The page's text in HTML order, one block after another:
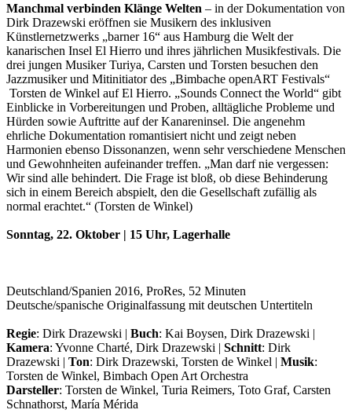
Manchmal verbinden Klänge Welten – in der Dokumentation von
Dirk Drazewski eröffnen sie Musikern des inklusiven
Künstlernetzwerks „barner 16“ aus Hamburg die Welt der
kanarischen Insel El Hierro und ihres jährlichen Musikfestivals. Die
drei jungen Musiker Turiya, Carsten und Torsten besuchen den
Jazzmusiker und Mitinitiator des „Bimbache openART Festivals“
Torsten de Winkel auf El Hierro. „Sounds Connect the World“ gibt
Einblicke in Vorbereitungen und Proben, alltägliche Probleme und
Hürden sowie Auftritte auf der Kanareninsel. Die angenehm
ehrliche Dokumentation romantisiert nicht und zeigt neben
Harmonien ebenso Dissonanzen, wenn sehr verschiedene Menschen
und Gewohnheiten aufeinander treffen. „Man darf nie vergessen:
Wir sind alle behindert. Die Frage ist bloß, ob diese Behinderung
sich in einem Bereich abspielt, den die Gesellschaft zufällig als
normal erachtet.“ (Torsten de Winkel)
Sonntag, 22. Oktober | 15 Uhr, Lagerhalle
Deutschland/Spanien 2016, ProRes, 52 Minuten
Deutsche/spanische Originalfassung mit deutschen Untertiteln
Regie: Dirk Drazewski | Buch: Kai Boysen, Dirk Drazewski |
Kamera: Yvonne Charté, Dirk Drazewski | Schnitt: Dirk
Drazewski | Ton: Dirk Drazewski, Torsten de Winkel | Musik:
Torsten de Winkel, Bimbach Open Art Orchestra
Darsteller: Torsten de Winkel, Turia Reimers, Toto Graf, Carsten
Schnathorst, María Mérida